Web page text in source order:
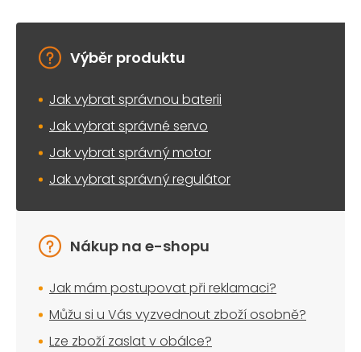
Výběr produktu
Jak vybrat správnou baterii
Jak vybrat správné servo
Jak vybrat správný motor
Jak vybrat správný regulátor
Nákup na e-shopu
Jak mám postupovat při reklamaci?
Můžu si u Vás vyzvednout zboží osobně?
Lze zboží zaslat v obálce?